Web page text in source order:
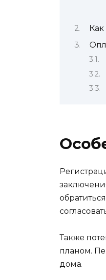
Также
планом.
дома.